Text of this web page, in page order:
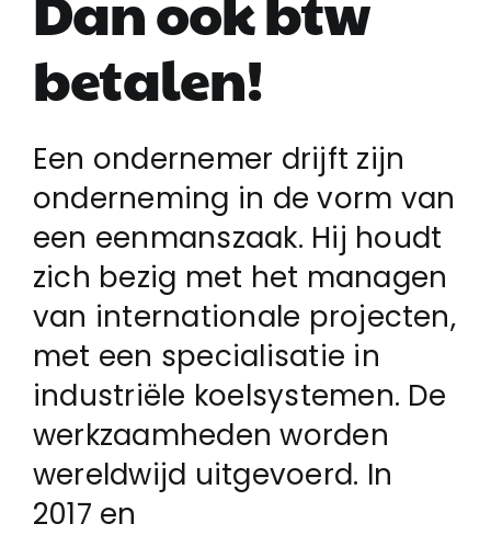
Nieuws
Vacatures
Over ons
Login
Klachtenregeling
Contact
betalen!
Een ondernemer drijft zijn
onderneming in de vorm van
een eenmanszaak. Hij houdt
zich bezig met het managen
van internationale projecten,
met een specialisatie in
industriële koelsystemen. De
werkzaamheden worden
wereldwijd uitgevoerd. In
2017 en